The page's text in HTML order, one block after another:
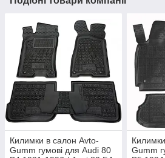
Килимки в салон Avto-
Gumm гумові для Audi 80
Gumm